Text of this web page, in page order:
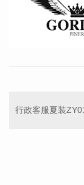
行政客服夏装